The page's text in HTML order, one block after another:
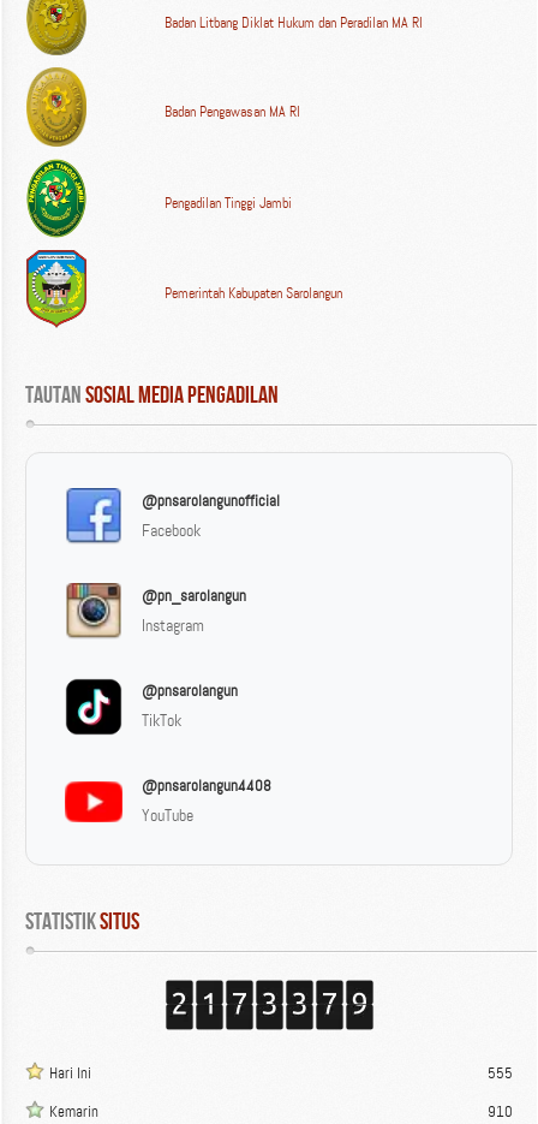
Badan Litbang Diklat Hukum dan Peradilan MA RI
Badan Pengawasan MA RI
Pengadilan Tinggi Jambi
Pemerintah Kabupaten Sarolangun
Tautan Sosial Media Pengadilan
@pnsarolangunofficial
Facebook
@pn_sarolangun
Instagram
@pnsarolangun
TikTok
@pnsarolangun4408
YouTube
Statistik Situs
Hari Ini
555
Kemarin
910